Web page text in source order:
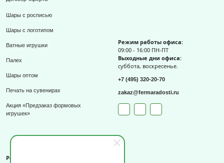
Шары с росписью
Шары с логотипом
Ватные игрушки
Палех
Шары оптом
Печать на сувенирах
Акция «Предзаказ формовых
игрушек»
Режим работы офиса:
09:00 - 16:00 ПН-ПТ
Выходные дни офиса:
суббота, воскресенье.
+7 (495) 320-20-70
zakaz@fermaradosti.ru
Реквизиты